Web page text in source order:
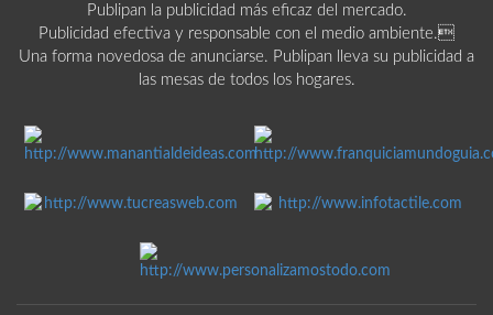
Publipan la publicidad más eficaz del mercado.
Publicidad efectiva y responsable con el medio ambiente.
Una forma novedosa de anunciarse. Publipan lleva su publicidad a
las mesas de todos los hogares.